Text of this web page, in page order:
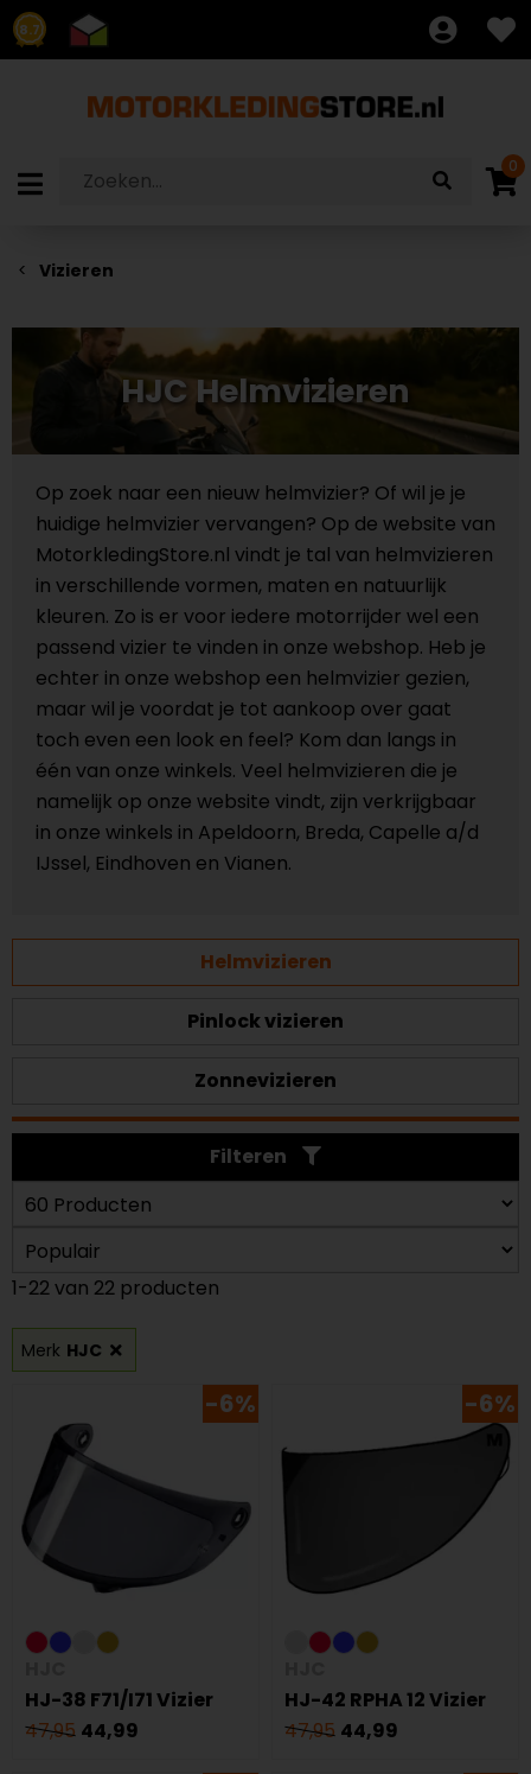
8.7
0
Vizieren
HJC Helmvizieren
Op zoek naar een nieuw helmvizier? Of wil je je
huidige helmvizier vervangen? Op de website van
MotorkledingStore.nl vindt je tal van helmvizieren
in verschillende vormen, maten en natuurlijk
kleuren. Zo is er voor iedere motorrijder wel een
passend vizier te vinden in onze webshop. Heb je
echter in onze webshop een helmvizier gezien,
maar wil je voordat je tot aankoop over gaat
toch even een look en feel? Kom dan langs in
één van onze winkels. Veel helmvizieren die je
namelijk op onze website vindt, zijn verkrijgbaar
in onze winkels in Apeldoorn, Breda, Capelle a/d
IJssel, Eindhoven en Vianen.
Helmvizieren
Pinlock vizieren
Zonnevizieren
Filteren
1-22 van 22 producten
Merk HJC
-6%
HJ-38 F71/I71 Vizier
47,95 44,99
-6%
HJ-42 RPHA 12 Vizier
47,95 44,99